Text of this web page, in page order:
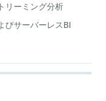
リーミング分析
びサーバーレスBI